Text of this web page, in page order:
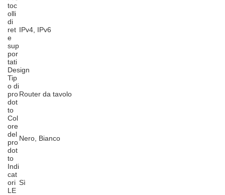
toc
olli
di
ret
e
sup
por
tati
IPv4, IPv6
Design
Tip
o di
pro
dot
to
Router da tavolo
Col
ore
del
pro
dot
to
Nero, Bianco
Indi
cat
ori
LE
Sì